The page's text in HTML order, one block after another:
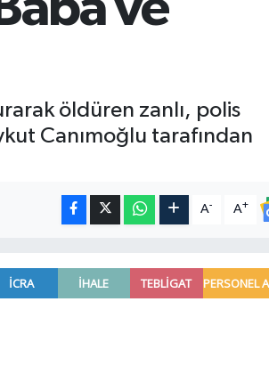
öldüren zanlı, polis
Canımoğlu tarafından
A- A+